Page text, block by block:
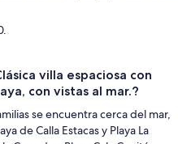
villa espaciosa con
con vistas al mar.?
se encuentra cerca del mar,
de Calla Estacas y Playa La